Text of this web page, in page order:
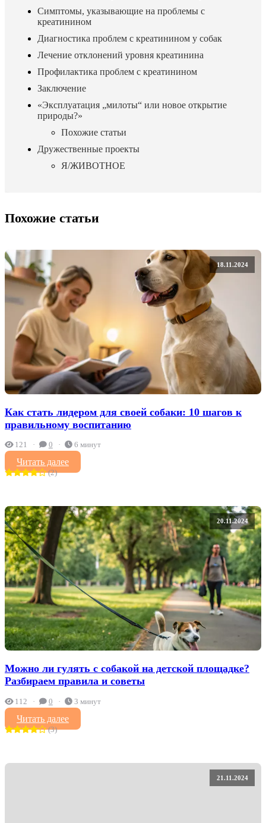
Симптомы, указывающие на проблемы с
креатинином
Диагностика проблем с креатинином у собак
Лечение отклонений уровня креатинина
Профилактика проблем с креатинином
Заключение
«Эксплуатация „милоты“ или новое открытие
природы?»
Похожие статьи
Дружественные проекты
Я/ЖИВОТНОЕ
Похожие статьи
18.11.2024
Как стать лидером для своей собаки: 10 шагов к
правильному воспитанию
121 0 6 минут
Читать далее
(2)
20.11.2024
Можно ли гулять с собакой на детской площадке?
Разбираем правила и советы
112 0 3 минут
Читать далее
(3)
21.11.2024